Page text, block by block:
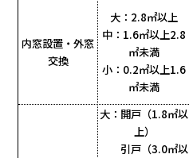
内窓設置・外窓
交換
大：2.8㎡以上
中：1.6㎡以上2.8
㎡未満
小：0.2㎡以上1.6
㎡未満
大：開戸（1.8㎡以
上）
引戸（3.0㎡以